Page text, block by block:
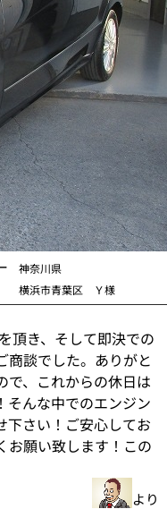
神奈川県
横浜市青葉区 Ｙ様
頂き、そして即決での
商談でした。ありがと
で、これからの休日は
そんな中でのエンジン
下さい！ご安心してお
お願い致します！この
より